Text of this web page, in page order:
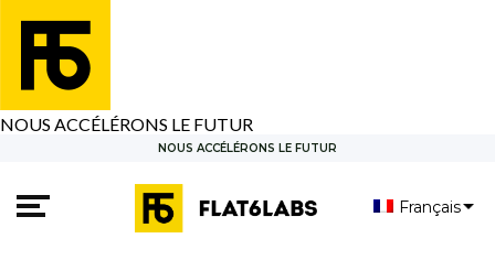
NOUS ACCÉLÉRONS LE FUTUR
NOUS ACCÉLÉRONS LE FUTUR
Français